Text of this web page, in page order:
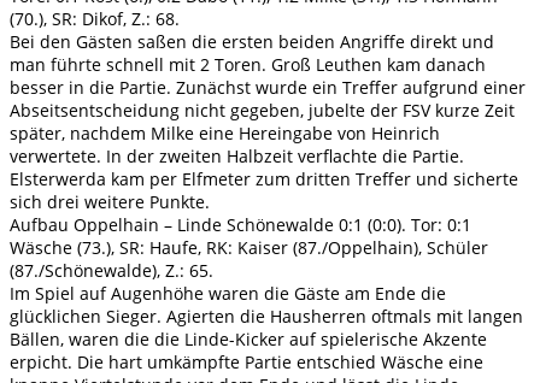
(70.), SR: Dikof, Z.: 68.
Bei den Gästen saßen die ersten beiden Angriffe direkt und
man führte schnell mit 2 Toren. Groß Leuthen kam danach
besser in die Partie. Zunächst wurde ein Treffer aufgrund einer
Abseitsentscheidung nicht gegeben, jubelte der FSV kurze Zeit
später, nachdem Milke eine Hereingabe von Heinrich
verwertete. In der zweiten Halbzeit verflachte die Partie.
Elsterwerda kam per Elfmeter zum dritten Treffer und sicherte
sich drei weitere Punkte.
Aufbau Oppelhain – Linde Schönewalde 0:1 (0:0). Tor: 0:1
Wäsche (73.), SR: Haufe, RK: Kaiser (87./Oppelhain), Schüler
(87./Schönewalde), Z.: 65.
Im Spiel auf Augenhöhe waren die Gäste am Ende die
glücklichen Sieger. Agierten die Hausherren oftmals mit langen
Bällen, waren die die Linde-Kicker auf spielerische Akzente
erpicht. Die hart umkämpfte Partie entschied Wäsche eine